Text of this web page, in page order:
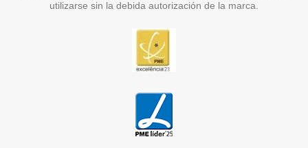
utilizarse sin la debida autorización de la marca.